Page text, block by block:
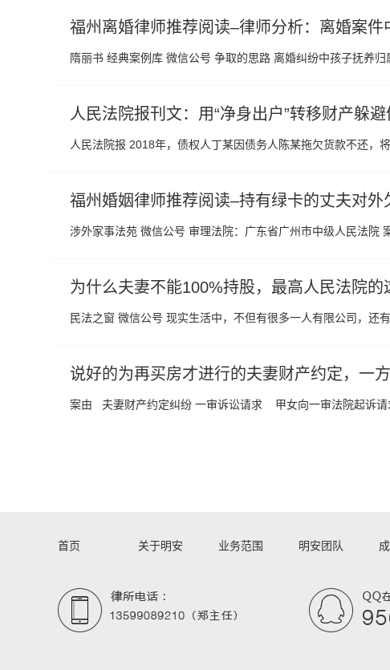
福州离婚律师推荐阅读–律师分析：离婚案
隋丽书 经典案例库 微信公号 争取的思路 离婚纠纷中孩子抚养
人民法院报刊文：用“净身出户”转移财产躲
人民法院报 2018年，债权人丁某因债务人陈某拖欠货款不还，
福州婚姻律师推荐阅读–持有绿卡的丈夫对外
涉外家事法苑 微信公号 审理法院：广东省广州市中级人民法院
为什么夫妻不能100%持股，最高人民法院
民法之窗 微信公号 现实生活中，不但有很多一人有限公司，还
说好的为再买房才进行的夫妻财产约定，一
案由 夫妻财产约定纠纷 一审诉讼请求 甲女向一审法院起诉请
首页 关于明安 业务范围 明安团队